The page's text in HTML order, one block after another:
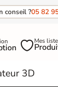
conseil ?05 82
Mes
3D